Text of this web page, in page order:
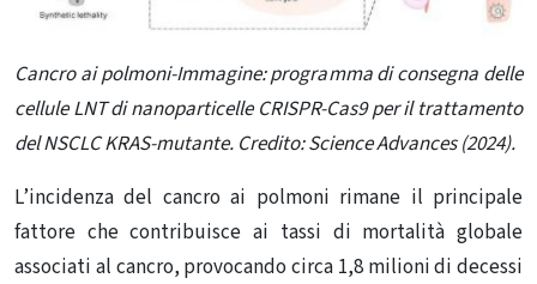
Cancro ai polmoni-Immagine: programma di consegna delle
cellule LNT di nanoparticelle CRISPR-Cas9 per il trattamento
del NSCLC KRAS-mutante. Credito: Science Advances (2024).
L’incidenza del cancro ai polmoni rimane il principale
fattore che contribuisce ai tassi di mortalità globale
associati al cancro, provocando circa 1,8 milioni di decessi